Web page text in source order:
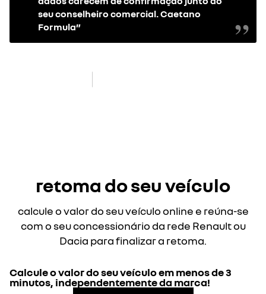
seu conselheiro comercial. Caetano
Formula”
re
retoma do seu veículo
calcule o valor do seu veículo online e reúna-se
com o seu concessionário da rede Renault ou
Dacia para finalizar a retoma.
Calcule o valor do seu veículo em menos de 3
minutos, independentemente da marca!